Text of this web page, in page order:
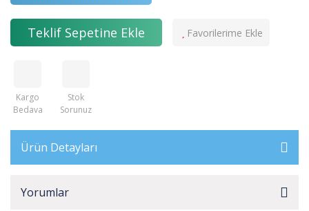
Teklif Sepetine Ekle
Kargo
Bedava
Stok
Sorunuz
Ürün Detayları
Yorumlar